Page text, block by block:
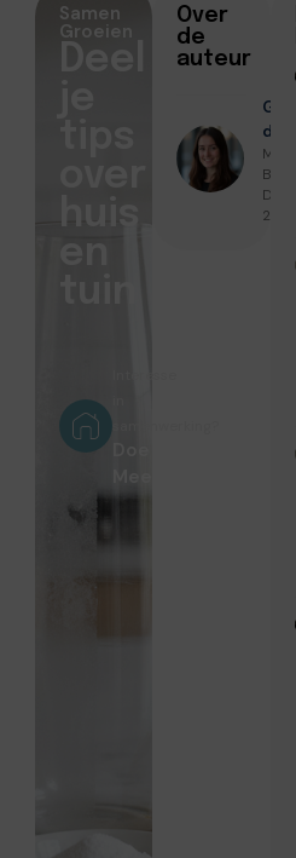
Over
de
auteur
door
Bruin
27,
Samen
Groeien
huis
samenwerking?